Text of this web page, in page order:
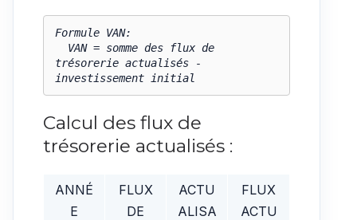
Formule VAN:
trésorerie actualisés -
investissement initial
Calcul des flux de
trésorerie actualisés :
ANNÉ
E
FLUX
DE
ACTU
ALISA
FLUX
ACTU